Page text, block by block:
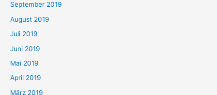
September 2019
August 2019
Juli 2019
Juni 2019
Mai 2019
April 2019
März 2019